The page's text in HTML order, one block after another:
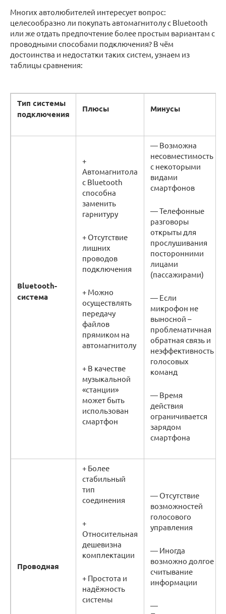
Многих автолюбителей интересует вопрос:
целесообразно ли покупать автомагнитолу с Bluetooth
или же отдать предпочтение более простым вариантам с
проводными способами подключения? В чём
достоинства и недостатки таких систем, узнаем из
таблицы сравнения:
Тип системы
подключения
Плюсы Минусы
Bluetooth-
система
+
Автомагнитола
с Bluetooth
способна
заменить
гарнитуру
+ Отсутствие
лишних
проводов
подключения
+ Можно
осуществлять
передачу
файлов
прямиком на
автомагнитолу
+ В качестве
музыкальной
«станции»
может быть
использован
смартфон
— Возможна
несовместимость
с некоторыми
видами
смартфонов
— Телефонные
разговоры
открыты для
прослушивания
посторонними
лицами
(пассажирами)
— Если
микрофон не
выносной –
проблематичная
обратная связь и
неэффективность
голосовых
команд
— Время
действия
ограничивается
зарядом
смартфона
Проводная
+ Более
стабильный
тип
соединения
+
Относительная
дешевизна
комплектации
+ Простота и
надёжность
системы
— Отсутствие
возможностей
голосового
управления
— Иногда
возможно долгое
считывание
информации
—